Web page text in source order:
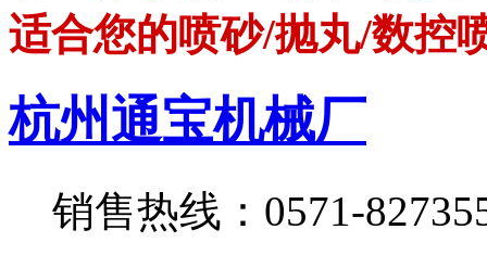
适合您的喷砂/抛丸/数控
杭州通宝机械厂
销售热线：0571-